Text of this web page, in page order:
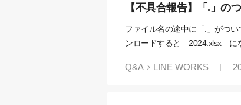
【不具合報告】「.」の
ファイル名の途中に「.」がつ
ンロードすると 2024.xlsx にな
Q&A LINE WORKS